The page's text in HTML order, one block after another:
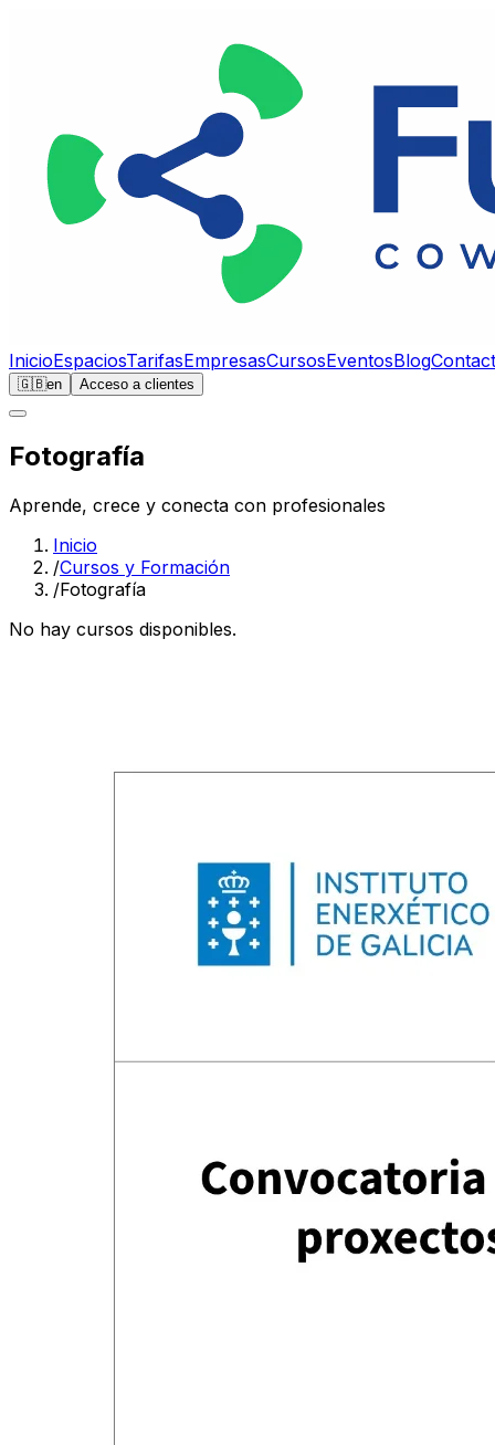
InicioEspaciosTarifasEmpresasCursosEventosBlog
🇬🇧en Acceso a clientes
Fotografía
Aprende, crece y conecta con profesionales
Inicio
/Cursos y Formación
/Fotografía
No hay cursos disponibles.